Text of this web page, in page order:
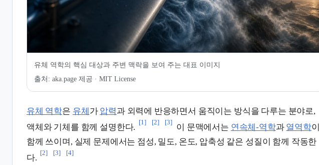
유체 역학의 핵심 대상과 주변 맥락을 보여 주는 대표 이미지
출처: aka.page 제공 · MIT License
유체 역학은 유체 가 압력과 외력에 반응하면서 움직이는 방식을 다루는 분야로,
액체와 기체를 함께 설명한다.
[1] [2] [3]
이 문맥에서는 연속체-역학과 열역학이
함께 쓰이며, 실제 문제에서는 점성, 밀도, 온도, 압축성 같은 성질이 함께 작동한
다.
[2] [3] [4]